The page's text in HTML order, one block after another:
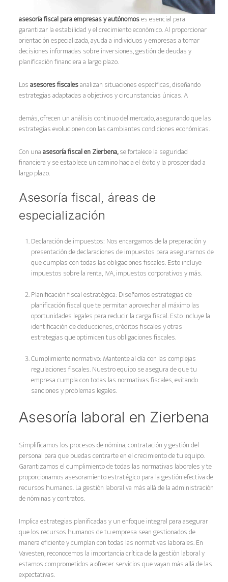
asesoría fiscal para empresas y autónomoses esencial para
garantizar la estabilidad y el crecimiento económico. Al proporcionar
orientación especializada, ayuda a individuos y empresas a tomar
decisiones informadas sobre inversiones, gestión de deudas y
planificación financiera a largo plazo.
Losasesores fiscalesanalizan situaciones específicas, diseñando
estrategias adaptadas a objetivos y circunstancias únicas. A
demás, ofrecen un análisis continuo del mercado, asegurando que las
estrategias evolucionen con las cambiantes condiciones económicas.
Con unaasesoría fiscal en Zierbena,se fortalece la seguridad
financiera y se establece un camino hacia el éxito y la prosperidad a
largo plazo.
Asesoría fiscal, áreas de
especialización
Declaración de impuestos: Nos encargamos de la preparación y
presentación de declaraciones de impuestos para asegurarnos de
que cumplas con todas las obligaciones fiscales. Esto incluye
impuestos sobre la renta, IVA, impuestos corporativos y más.
Planificación fiscal estratégica: Diseñamos estrategias de
planificación fiscal que te permitan aprovechar al máximo las
oportunidades legales para reducir la carga fiscal. Esto incluye la
identificación de deducciones, créditos fiscales y otras
estrategias que optimicen tus obligaciones fiscales.
Cumplimiento normativo: Mantente al día con las complejas
regulaciones fiscales. Nuestro equipo se asegura de que tu
empresa cumpla con todas las normativas fiscales, evitando
sanciones y problemas legales.
Asesoría laboral en Zierbena
Simplificamos los procesos de nómina, contratación y gestión del
personal para que puedas centrarte en el crecimiento de tu equipo.
Garantizamos el cumplimiento de todas las normativas laborales y te
proporcionamos asesoramiento estratégico para la gestión efectiva de
recursos humanos. La gestión laboral va más allá de la administración
de nóminas y contratos.
Implica estrategias planificadas y un enfoque integral para asegurar
que los recursos humanos de tu empresa sean gestionados de
manera eficiente y cumplan con todas las normativas laborales. En
Vavesten, reconocemos la importancia crítica de la gestión laboral y
estamos comprometidos a ofrecer servicios que vayan más allá de las
expectativas.